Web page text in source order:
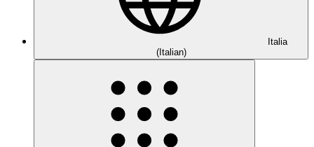
Italia
(Italian)